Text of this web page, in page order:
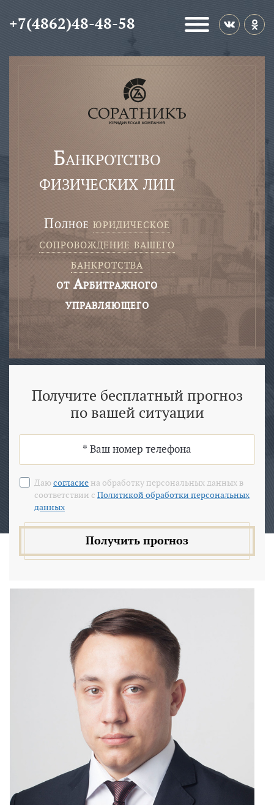
+7(4862)48-48-58
Банкротство
физических лиц
полное юридическое
сопровождение вашего
банкротства
от Арбитражного
управляющего
Получите бесплатный прогноз
по вашей ситуации
Даю согласиена обработку персональных данных в
соответствии с Политикой обработки персональных
данных
Получить прогноз